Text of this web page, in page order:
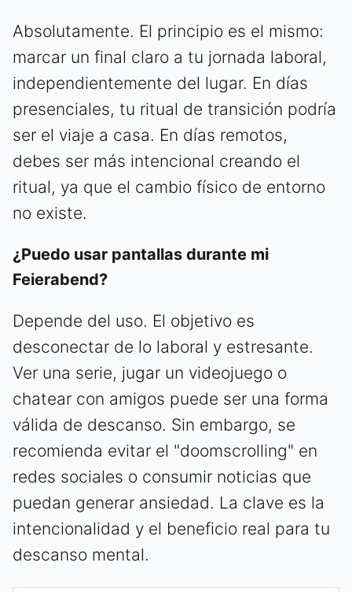
Absolutamente. El principio es el mismo:
marcar un final claro a tu jornada laboral,
independientemente del lugar. En días
presenciales, tu ritual de transición podría
ser el viaje a casa. En días remotos,
debes ser más intencional creando el
ritual, ya que el cambio físico de entorno
no existe.
¿Puedo usar pantallas durante mi
Feierabend?
Depende del uso. El objetivo es
desconectar de lo laboral y estresante.
Ver una serie, jugar un videojuego o
chatear con amigos puede ser una forma
válida de descanso. Sin embargo, se
recomienda evitar el "doomscrolling" en
redes sociales o consumir noticias que
puedan generar ansiedad. La clave es la
intencionalidad y el beneficio real para tu
descanso mental.